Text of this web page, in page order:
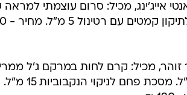
אייג'ינג, מכיל: סרום עוצמתי למראה
צעיר 30 מ"ל. קרם הרמה
מכיל: קרם לחות במרקם ג'ל
עם קפאין וניאצינאמיד 30 מ"ל. ניקוי פנים מקציף 30 מ"ל. מסכת פחם לניקוי הנקבוביות 15 מ"ל.